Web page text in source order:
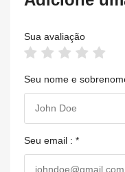
Sua avaliação
Seu nome e
Seu email : *